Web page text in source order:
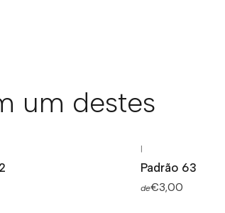
um destes
|
Padrão 63
de€3,00